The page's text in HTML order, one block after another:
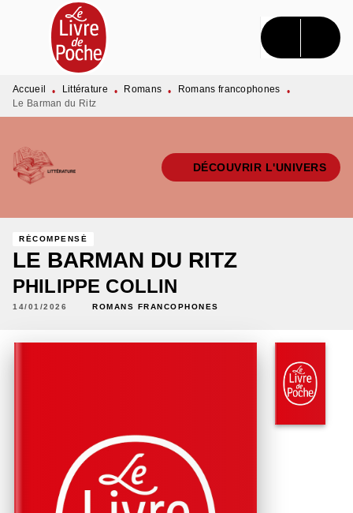
MENU RECHERCHE CONTENU
PIED DE PAGE
Accueil • Littérature • Romans • Romans francophones
•
Le Barman du Ritz
DÉCOUVRIR L'UNIVERS
RÉCOMPENSÉ
LE BARMAN DU RITZ
PHILIPPE COLLIN
14/01/2026 ROMANS FRANCOPHONES